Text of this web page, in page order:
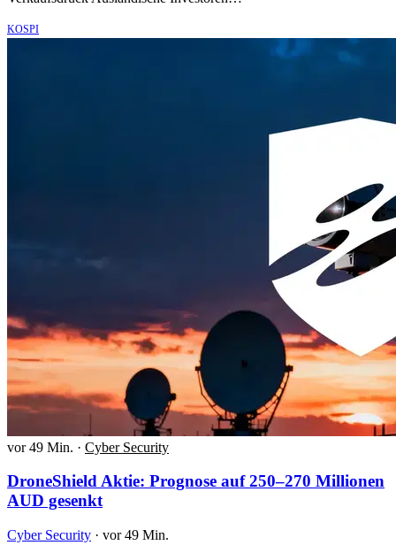
KOSPI
vor 49 Min. · Cyber Security
DroneShield Aktie: Prognose auf 250–270 Millionen
AUD gesenkt
Cyber Security · vor 49 Min.